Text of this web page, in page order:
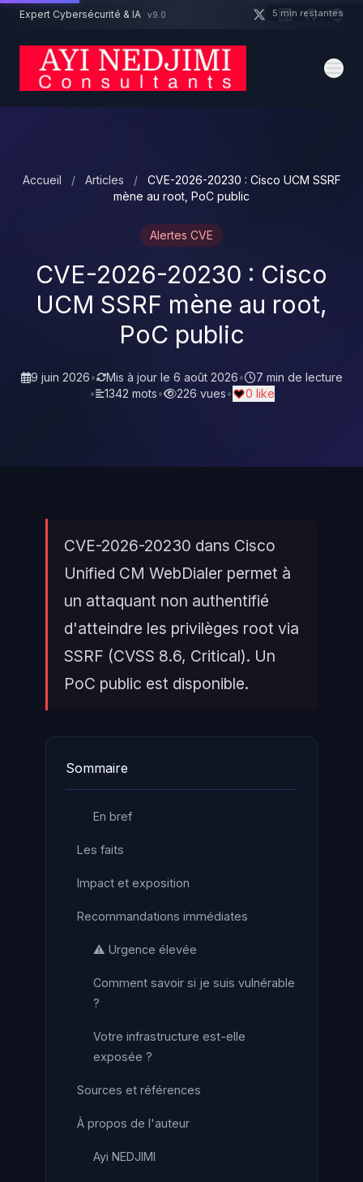
Aller au contenu principal
Expert Cybersécurité & IA v9.0
Accueil / Articles /
CVE-2026-20230 : Cisco UCM SSRF
mène au root, PoC public
Alertes CVE
CVE-2026-20230 : Cisco
UCM SSRF mène au root,
PoC public
9 juin 2026• Mis à jour le 6 août 2026•
7 min de lecture
•
1342 mots• 226 vues• 0 like
CVE-2026-20230 dans Cisco
Unified CM WebDialer permet à
un attaquant non authentifié
d'atteindre les privilèges root via
SSRF (CVSS 8.6, Critical). Un
PoC public est disponible.
Sommaire
En bref
Les faits
Impact et exposition
Recommandations immédiates
⚠️ Urgence élevée
Comment savoir si je suis vulnérable
?
Votre infrastructure est-elle
exposée ?
Sources et références
À propos de l'auteur
Ayi NEDJIMI
Un projet cybersécurité ? 5 min restantes